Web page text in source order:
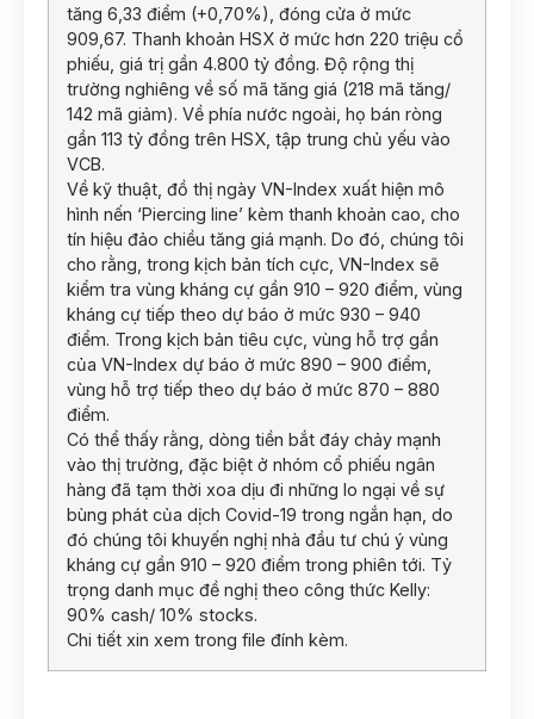
tăng 6,33 điểm (+0,70%), đóng cửa ở mức
909,67. Thanh khoản HSX ở mức hơn 220 triệu cổ
phiếu, giá trị gần 4.800 tỷ đồng. Độ rộng thị
trường nghiêng về số mã tăng giá (218 mã tăng/
142 mã giảm). Về phía nước ngoài, họ bán ròng
gần 113 tỷ đồng trên HSX, tập trung chủ yếu vào
VCB.
Về kỹ thuật, đồ thị ngày VN-Index xuất hiện mô
hình nến ‘Piercing line’ kèm thanh khoản cao, cho
tín hiệu đảo chiều tăng giá mạnh. Do đó, chúng tôi
cho rằng, trong kịch bản tích cực, VN-Index sẽ
kiểm tra vùng kháng cự gần 910 – 920 điểm, vùng
kháng cự tiếp theo dự báo ở mức 930 – 940
điểm. Trong kịch bản tiêu cực, vùng hỗ trợ gần
của VN-Index dự báo ở mức 890 – 900 điểm,
vùng hỗ trợ tiếp theo dự báo ở mức 870 – 880
điểm.
Có thể thấy rằng, dòng tiền bắt đáy chảy mạnh
vào thị trường, đặc biệt ở nhóm cổ phiếu ngân
hàng đã tạm thời xoa dịu đi những lo ngại về sự
bùng phát của dịch Covid-19 trong ngắn hạn, do
đó chúng tôi khuyến nghị nhà đầu tư chú ý vùng
kháng cự gần 910 – 920 điểm trong phiên tới. Tỷ
trọng danh mục đề nghị theo công thức Kelly:
90% cash/ 10% stocks.
Chi tiết xin xem trong file đính kèm.